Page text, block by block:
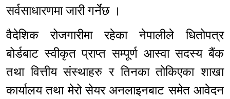
सर्वसाधारणमा जारी गर्नेछ ।
वैदेशिक रोजगारीमा रहेका नेपालीले धितोपत्र
बोर्डबाट स्वीकृत प्राप्त सम्पूर्ण आस्वा सदस्य बैंक
तथा वित्तीय संस्थाहरु र तिनका तोकिएका शाखा
कार्यालय तथा मेरो सेयर अनलाइनबाट समेत आवेदन